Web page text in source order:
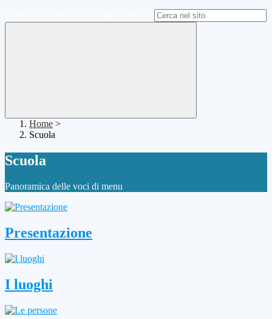
Home >
Scuola
Scuola
Panoramica delle voci di menu
Presentazione
I luoghi